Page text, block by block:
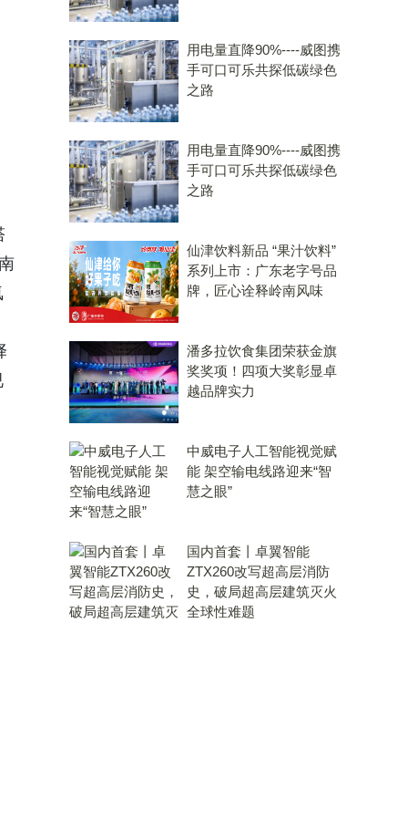
用电量直降90%----威图携
手可口可乐共探低碳绿色
之路
用电量直降90%----威图携
手可口可乐共探低碳绿色
之路
仙津饮料新品 “果汁饮料”
系列上市：广东老字号品
牌，匠心诠释岭南风味
潘多拉饮食集团荣获金旗
奖奖项！四项大奖彰显卓
越品牌实力
中威电子人工智能视觉赋
能 架空输电线路迎来“智
慧之眼”
国内首套丨卓翼智能
ZTX260改写超高层消防
史，破局超高层建筑灭火
全球性难题